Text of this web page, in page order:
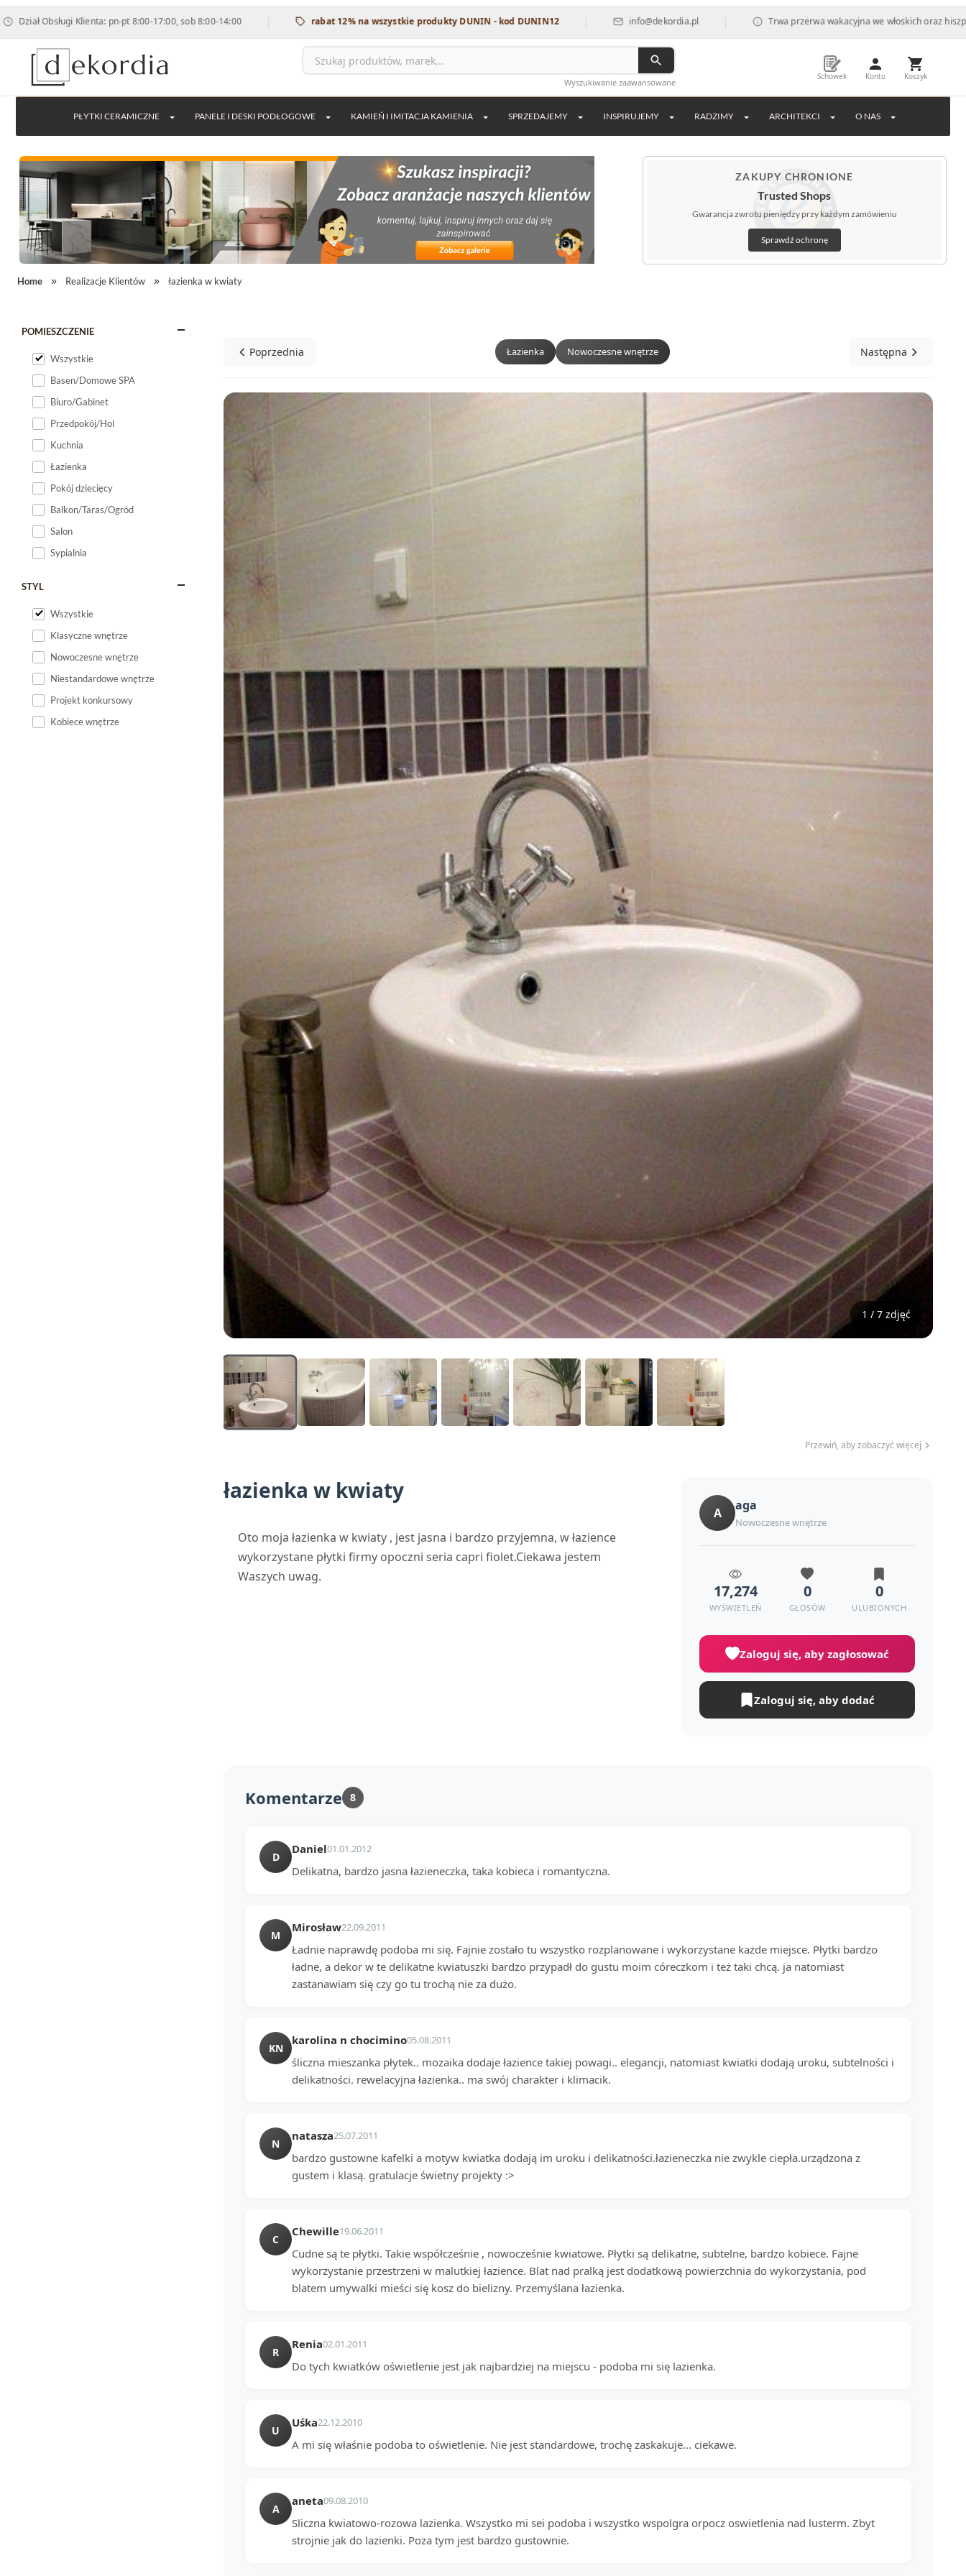
Klienta: pn-pt 8:00-17:00, sob 8:00-14:00 | rabat 12% na wszystkie produkty DUNIN - kod DUNIN12 | info@dekordia.pl | Trwa przerwa wakacyjna we włoskich oraz hiszpańskich
Wyszukiwanie zaawansowane
Schowek Konto Koszyk
PŁYTKI CERAMICZNE PANELE I DESKI PODŁOGOWE KAMIEŃ I IMITACJA KAMIENIA SPRZEDAJEMY INSPIRUJEMY RADZIMY ARCHITEKCI O NAS
ZAKUPY CHRONIONE
Trusted Shops
Gwarancja zwrotu pieniędzy przy każdym zamówieniu
Sprawdź ochronę
Home Realizacje Klientów łazienka w kwiaty
POMIESZCZENIE
Wszystkie
Basen/Domowe SPA
Biuro/Gabinet
Przedpokój/Hol
Kuchnia
Łazienka
Pokój dziecięcy
Balkon/Taras/Ogród
Salon
Sypialnia
STYL
Wszystkie
Klasyczne wnętrze
Nowoczesne wnętrze
Niestandardowe wnętrze
Projekt konkursowy
Kobiece wnętrze
Poprzednia Łazienka Nowoczesne wnętrze Następna
1 / 7 zdjęć
Przewiń, aby zobaczyć więcej
łazienka w kwiaty
Oto moja łazienka w kwiaty , jest jasna i bardzo przyjemna, w łazience
wykorzystane płytki firmy opoczni seria capri fiolet.Ciekawa jestem
Waszych uwag.
A aga
Nowoczesne wnętrze
17,274
WYŚWIETLEŃ
0
GŁOSÓW
0
ULUBIONYCH
Zaloguj się, aby zagłosować
Zaloguj się, aby dodać
Komentarze 8
D
Daniel01.01.2012
Delikatna, bardzo jasna łazieneczka, taka kobieca i romantyczna.
M
Mirosław22.09.2011
Ładnie naprawdę podoba mi się. Fajnie zostało tu wszystko rozplanowane i wykorzystane każde miejsce. Płytki bardzo
ładne, a dekor w te delikatne kwiatuszki bardzo przypadł do gustu moim córeczkom i też taki chcą. ja natomiast
zastanawiam się czy go tu trochą nie za dużo.
KN
karolina n chocimino05.08.2011
śliczna mieszanka płytek.. mozaika dodaje łazience takiej powagi.. elegancji, natomiast kwiatki dodają uroku, subtelności i
delikatności. rewelacyjna łazienka.. ma swój charakter i klimacik.
N
natasza25.07.2011
bardzo gustowne kafelki a motyw kwiatka dodają im uroku i delikatności.łazieneczka nie zwykle ciepła.urządzona z
gustem i klasą. gratulacje świetny projekty :>
C
Chewille19.06.2011
Cudne są te płytki. Takie współcześnie , nowocześnie kwiatowe. Płytki są delikatne, subtelne, bardzo kobiece. Fajne
wykorzystanie przestrzeni w malutkiej łazience. Blat nad pralką jest dodatkową powierzchnia do wykorzystania, pod
blatem umywalki mieści się kosz do bielizny. Przemyślana łazienka.
R
Renia02.01.2011
Do tych kwiatków oświetlenie jest jak najbardziej na miejscu - podoba mi się lazienka.
U
Uśka22.12.2010
A mi się właśnie podoba to oświetlenie. Nie jest standardowe, trochę zaskakuje... ciekawe.
A
aneta09.08.2010
Sliczna kwiatowo-rozowa lazienka. Wszystko mi sei podoba i wszystko wspolgra orpocz oswietlenia nad lusterm. Zbyt
strojnie jak do lazienki. Poza tym jest bardzo gustownie.